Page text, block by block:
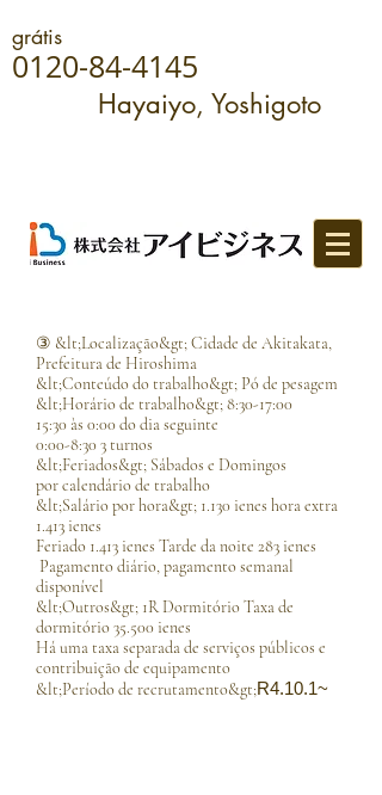
grátis
0120-84-4145
Hayaiyo, Yoshigoto
③ &lt;Localização&gt; Cidade de Akitakata,
Prefeitura de Hiroshima
&lt;Conteúdo do trabalho&gt; Pó de pesagem
&lt;Horário de trabalho&gt; 8:30-17:00
15:30 às 0:00 do dia seguinte
0:00-8:30 3 turnos
&lt;Feriados&gt; Sábados e Domingos
por calendário de trabalho
&lt;Salário por hora&gt; 1.130 ienes hora extra
1.413 ienes
Feriado 1.413 ienes Tarde da noite 283 ienes
​ Pagamento diário, pagamento semanal
disponível
&lt;Outros&gt; 1R Dormitório Taxa de
dormitório 35.500 ienes
Há uma taxa separada de serviços públicos e
contribuição de equipamento​
&lt;Período de recrutamento&gt;R4.10.1~